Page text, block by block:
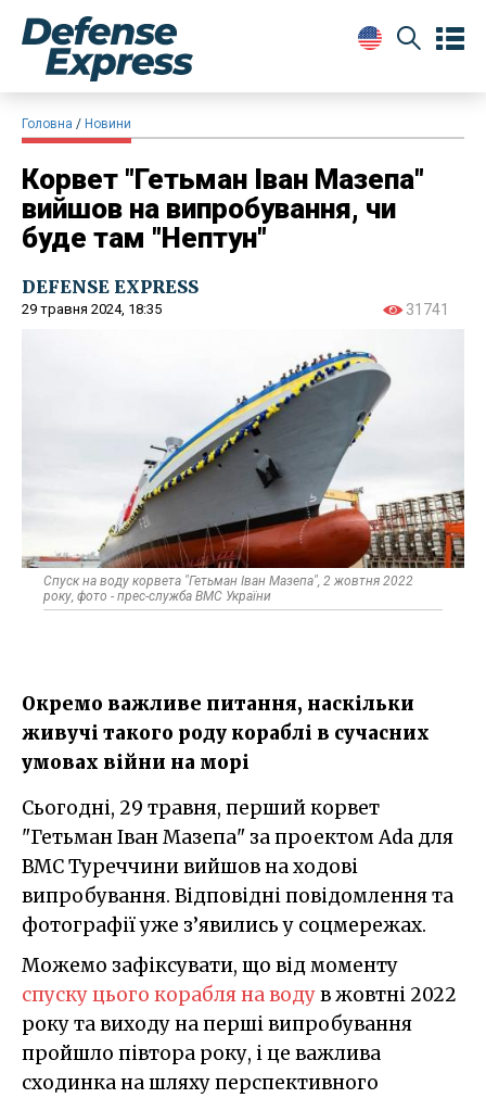
Головна Новини
Корвет "Гетьман Іван Мазепа"
вийшов на випробування, чи
буде там "Нептун"
DEFENSE EXPRESS
29 травня 2024, 18:35 31741
Спуск на воду корвета "Гетьман Іван Мазепа", 2 жовтня 2022
року, фото - прес-служба ВМС України
Окремо важливе питання, наскільки
живучі такого роду кораблі в сучасних
умовах війни на морі
Сьогодні, 29 травня, перший корвет
"Гетьман Іван Мазепа" за проектом Ada для
ВМС Туреччини вийшов на ходові
випробування. Відповідні повідомлення та
фотографії уже з’явились у соцмережах.
Можемо зафіксувати, що від моменту
спуску цього корабля на водув жовтні 2022
року та виходу на перші випробування
пройшло півтора року, і це важлива
сходинка на шляху перспективного